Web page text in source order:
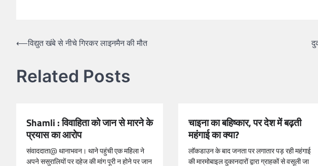
⟵विद्युत खंबे से नीचे गिरकर लाइनमैन की मौत
Related Posts
Shamli : विवाहिता को जान से मारने के
प्रयास का आरोप
संवाददाता@ थानाभवन। थाने पहुंची एक महिला ने
अपने ससुरालियों पर दहेज की मांग पूरी न होने पर जान
चाइना का बहिष्कार, पर देश में बढ़ती
महंगाई का क्या?
लॉकडाउन के बाद जनता पर लगातार पड़ रही महंगाई
की मारमोबाइल दुकानदारों द्वारा ग्राहकों से वसूली जा